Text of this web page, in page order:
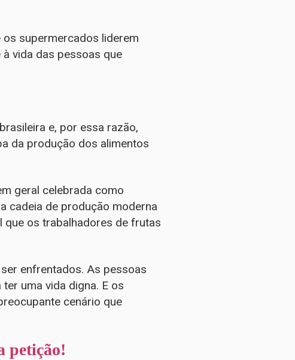
supermercados liderem
vida das pessoas que
e, por essa razão,
da produção dos alimentos
geral celebrada como
cadeia de produção moderna
que os trabalhadores de frutas
enfrentados. As pessoas
uma vida digna. E os
cenário que
petição!